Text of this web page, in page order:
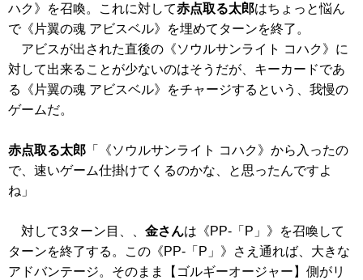
ハク》
を召喚。これに対して赤点取る太郎はちょっと悩ん
で《片翼の魂 アビスベル》
を埋めてターンを終了。
アビスが出された直後の 《ソウルサンライト コハク》 に
対して出来ることが少ないのはそうだが、キーカードであ
る
《片翼の魂 アビスベル》
をチャージするという、我慢の
ゲームだ。
赤点取る太郎 「 《ソウルサンライト コハク》 から入ったの
で、速いゲーム仕掛けてくるのかな、と思ったんですよ
ね」
対して3ターン目、、 金さんは 《PP-「P」》
を召喚して
ターンを終了する。この 《PP-「P」》
さえ通れば、大きな
アドバンテージ。そのまま【ゴルギーオージャー】側がリ